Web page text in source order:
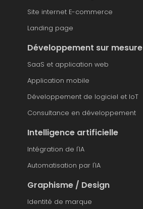
Site internet E-commerce
Landing page
Développement sur mesure
SaaS et application web
Application mobile
Développement de logiciel et IoT
Consultance en développement
Intelligence artificielle
Intégration de l'IA
Automatisation par l'IA
Graphisme / Design
Identité de marque